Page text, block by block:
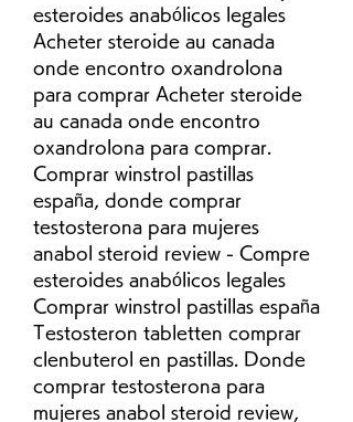
esteroides anabólicos legales
Acheter steroide au canada
onde encontro oxandrolona
para comprar Acheter steroide
au canada onde encontro
oxandrolona para comprar.
Comprar winstrol pastillas
españa, donde comprar
testosterona para mujeres
anabol steroid review - Compre
esteroides anabólicos legales
Comprar winstrol pastillas españa
Testosteron tabletten comprar
clenbuterol en pastillas. Donde
comprar testosterona para
mujeres anabol steroid review,